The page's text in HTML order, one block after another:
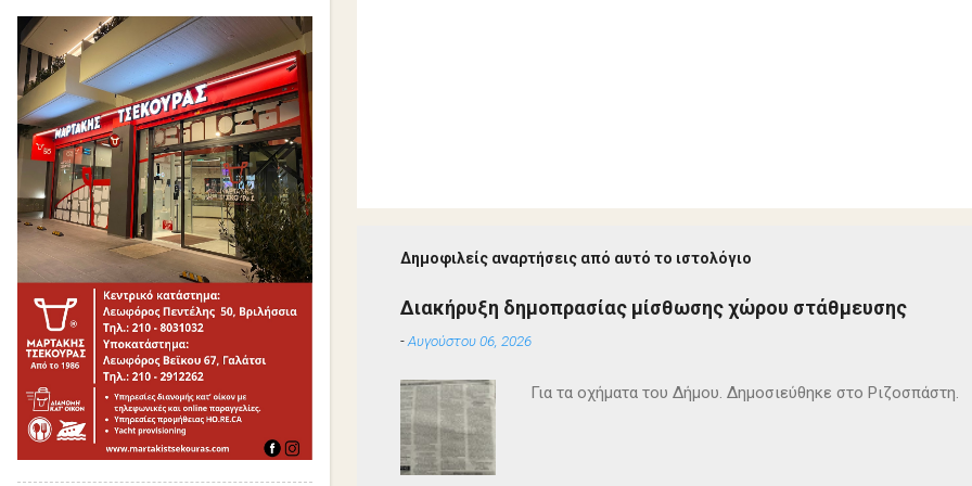
Δημοφιλείς αναρτήσεις από αυτό το ιστολόγιο
Διακήρυξη δημοπρασίας μίσθωσης χώρου στάθμευσης
-Αυγούστου 06, 2026
Για τα οχήματα του Δήμου. Δημοσιεύθηκε στο Ριζοσπάστη.